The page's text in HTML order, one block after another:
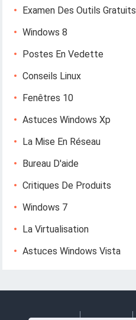
Examen Des Outils Gratuits
Windows 8
Postes En Vedette
Conseils Linux
Fenêtres 10
Astuces Windows Xp
La Mise En Réseau
Bureau D'aide
Critiques De Produits
Windows 7
La Virtualisation
Astuces Windows Vista